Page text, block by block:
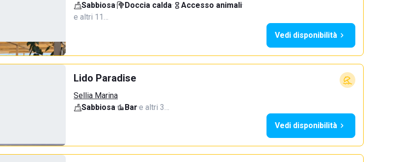
Sabbiosa· Doccia calda· Accesso animali·
e altri 11…
Vedi disponibilità
Lido Paradise
Sellia Marina
Sabbiosa· Bar·e altri 3…
Vedi disponibilità